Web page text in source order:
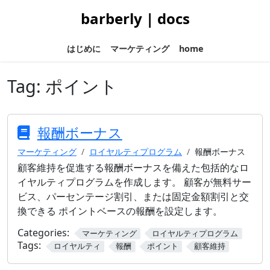
barberly | docs
はじめに マーケティング home
Tag: ポイント
報酬ボーナス
マーケティング ロイヤルティプログラム 報酬ボーナス
顧客維持を促進する報酬ボーナスを備えた包括的なロ
イヤルティプログラムを作成します。 顧客が無料サー
ビス、パーセンテージ割引、または固定金額割引と交
換できる ポイントベースの報酬を設定します。
Categories:
マーケティング ロイヤルティプログラム
Tags: ロイヤルティ 報酬 ポイント 顧客維持